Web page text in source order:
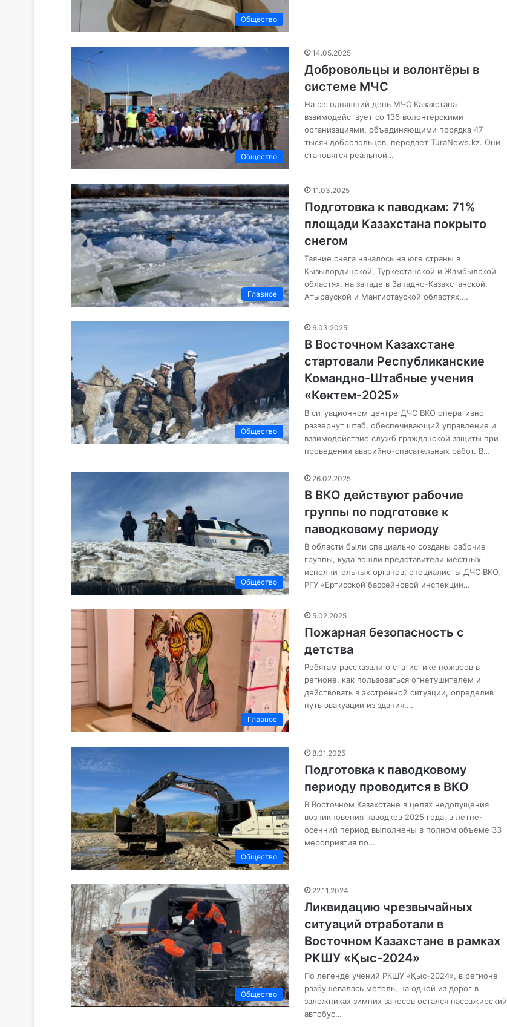
Общество
Общество
14.05.2025
Добровольцы и волонтёры в
системе МЧС
На сегодняшний день МЧС Казахстана
взаимодействует со 136 волонтёрскими
организациями, объединяющими порядка 47
тысяч добровольцев, передает TuraNews.kz. Они
становятся реальной…
Главное
11.03.2025
Подготовка к паводкам: 71%
площади Казахстана покрыто
снегом
Таяние снега началось на юге страны в
Кызылординской, Туркестанской и Жамбылской
областях, на западе в Западно-Казахстанской,
Атырауской и Мангистауской областях,…
Общество
6.03.2025
В Восточном Казахстане
стартовали Республиканские
Командно-Штабные учения
«Көктем-2025»
В ситуационном центре ДЧС ВКО оперативно
развернут штаб, обеспечивающий управление и
взаимодействие служб гражданской защиты при
проведении аварийно-спасательных работ. В…
Общество
26.02.2025
В ВКО действуют рабочие
группы по подготовке к
паводковому периоду
В области были специально созданы рабочие
группы, куда вошли представители местных
исполнительных органов, специалисты ДЧС ВКО,
РГУ «Ертисской бассейновой инспекции…
Главное
5.02.2025
Пожарная безопасность с
детства
Ребятам рассказали о статистике пожаров в
регионе, как пользоваться огнетушителем и
действовать в экстренной ситуации, определив
путь эвакуации из здания.…
Общество
8.01.2025
Подготовка к паводковому
периоду проводится в ВКО
В Восточном Казахстане в целях недопущения
возникновения паводков 2025 года, в летне-
осенний период выполнены в полном объеме 33
мероприятия по…
Общество
22.11.2024
Ликвидацию чрезвычайных
ситуаций отработали в
Восточном Казахстане в рамках
РКШУ «Қыс-2024»
По легенде учений РКШУ «Қыс-2024», в регионе
разбушевалась метель, на одной из дорог в
заложниках зимних заносов остался пассажирский
автобус…